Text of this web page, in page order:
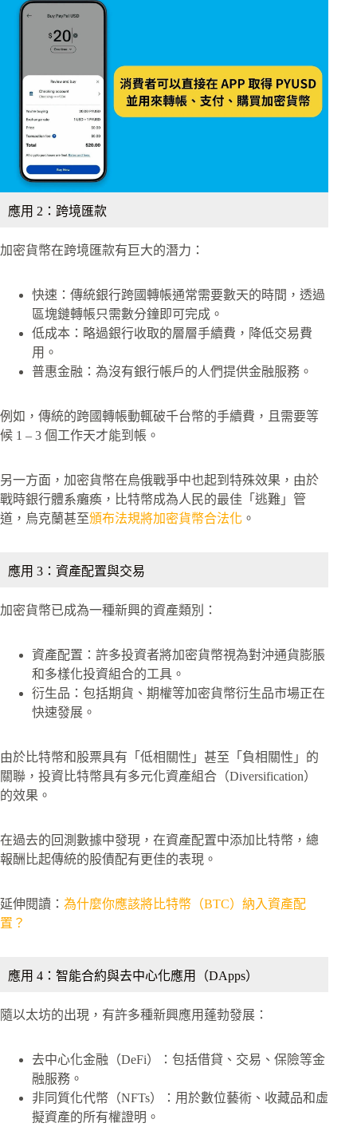
應用 2：跨境匯款
加密貨幣在跨境匯款有巨大的潛力：
快速：傳統銀行跨國轉帳通常需要數天的時間，透過
區塊鏈轉帳只需數分鐘即可完成。
低成本：略過銀行收取的層層手續費，降低交易費
用。
普惠金融：為沒有銀行帳戶的人們提供金融服務。
例如，傳統的跨國轉帳動輒破千台幣的手續費，且需要等
候 1 – 3 個工作天才能到帳。
另一方面，加密貨幣在烏俄戰爭中也起到特殊效果，由於
戰時銀行體系癱瘓，比特幣成為人民的最佳「逃難」管
道，烏克蘭甚至頒布法規將加密貨幣合法化 。
應用 3：資產配置與交易
加密貨幣已成為一種新興的資產類別：
資產配置：許多投資者將加密貨幣視為對沖通貨膨脹
和多樣化投資組合的工具。
衍生品：包括期貨、期權等加密貨幣衍生品市場正在
快速發展。
由於比特幣和股票具有「低相關性」甚至「負相關性」的
關聯，投資比特幣具有多元化資產組合（Diversification）
的效果。
在過去的回測數據中發現，在資產配置中添加比特幣，總
報酬比起傳統的股債配有更佳的表現。
延伸閱讀： 為什麼你應該將比特幣（BTC）納入資產配
置？
應用 4：智能合約與去中心化應用（DApps）
隨以太坊的出現，有許多種新興應用蓬勃發展：
去中心化金融（DeFi）：包括借貸、交易、保險等金
融服務。
非同質化代幣（NFTs）：用於數位藝術、收藏品和虛
擬資產的所有權證明。